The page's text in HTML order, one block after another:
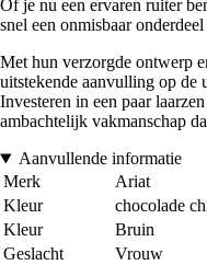
Of je nu een ervaren ruiter
snel een onmisbaar
Met hun verzorgde ontwerp
uitstekende aanvulling op de
Investeren in een paar
ambachtelijk vakmanschap
Aanvullende informatie
Merk
Ariat
Kleur
chocolade
Kleur
Bruin
Geslacht
Vrouw